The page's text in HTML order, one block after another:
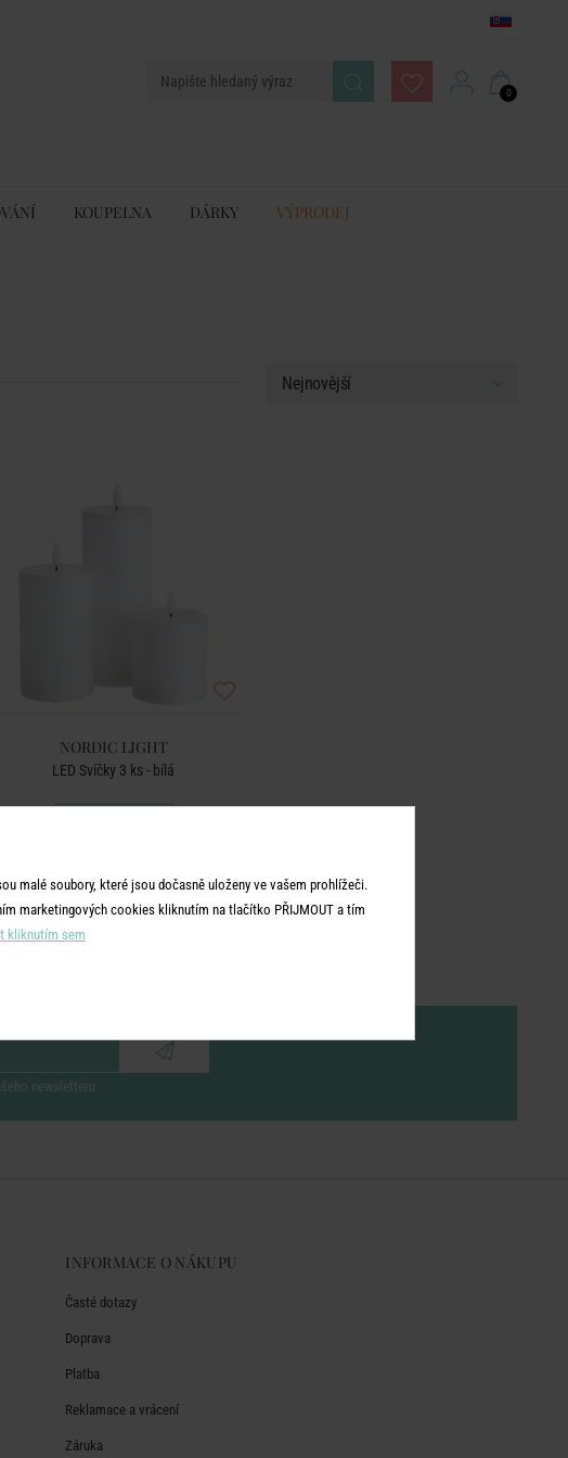
0
KOUPELNA DÁRKY VÝPRODEJ
NORDIC LIGHT
LED Svíčky 3 ks - bílá
newsletteru
INFORMACE O NÁKUPU
Časté dotazy
Doprava
Platba
Reklamace a vrácení
Záruka
malé soubory, které jsou dočasně uloženy ve vašem prohlížeči.
marketingových cookies kliknutím na tlačítko PŘIJMOUT a tím
kliknutím sem